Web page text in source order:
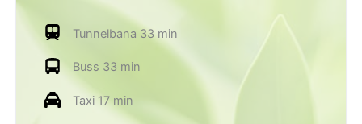
Tunnelbana 33 min
Buss 33 min
Taxi 17 min